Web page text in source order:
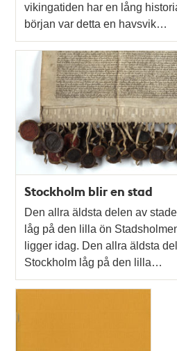
vikingatiden har en lång
början var detta en havsvik…
Stockholm blir en stad
Den allra äldsta delen av
låg på den lilla ön
ligger idag. Den allra äldsta
Stockholm låg på den lilla…